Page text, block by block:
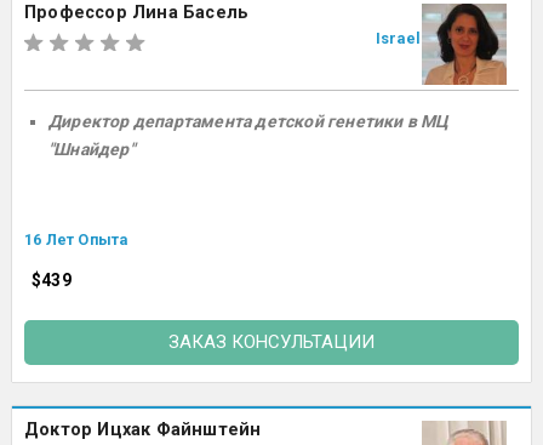
Профессор Лина Басель
Israel
Директор департамента детской генетики в МЦ
"Шнайдер"
16 Лет Опыта
$439
ЗАКАЗ КОНСУЛЬТАЦИИ
Доктор Ицхак Файнштейн